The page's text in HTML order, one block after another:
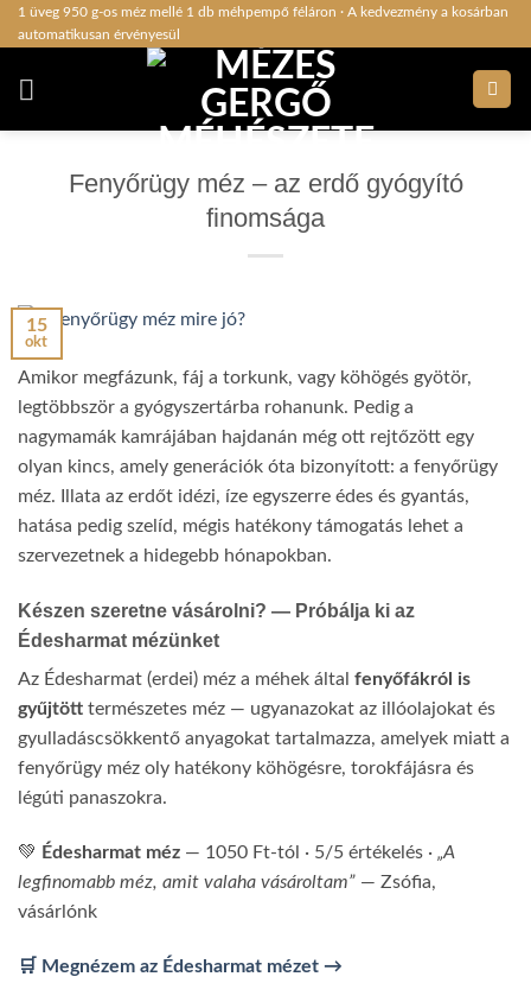
Skip1 üveg 950 g-os méz mellé 1 db méhpempő féláron · A kedvezmény a kosárban
automatikusan érvényesül
Fenyőrügy méz – az erdő gyógyító
finomsága
15
okt
Amikor megfázunk, fáj a torkunk, vagy köhögés gyötör,
legtöbbször a gyógyszertárba rohanunk. Pedig a
nagymamák kamrájában hajdanán még ott rejtőzött egy
olyan kincs, amely generációk óta bizonyított: a fenyőrügy
méz. Illata az erdőt idézi, íze egyszerre édes és gyantás,
hatása pedig szelíd, mégis hatékony támogatás lehet a
szervezetnek a hidegebb hónapokban.
Készen szeretne vásárolni? — Próbálja ki az
Édesharmat mézünket
Az Édesharmat (erdei) méz a méhek által fenyőfákról is
gyűjtött természetes méz — ugyanazokat az illóolajokat és
gyulladáscsökkentő anyagokat tartalmazza, amelyek miatt a
fenyőrügy méz oly hatékony köhögésre, torokfájásra és
légúti panaszokra.
💚 Édesharmat méz — 1050 Ft-tól · 5/5 értékelés · „A
legfinomabb méz, amit valaha vásároltam” — Zsófia,
vásárlónk
🛒 Megnézem az Édesharmat mézet →